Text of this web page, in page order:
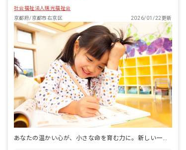
社会福祉法人瑞光福祉会
京都府/京都市右京区
2026/01/22更新
あなたの温かい心が、小さな命を育む力に。新しい一歩をここで踏み出しませんか？